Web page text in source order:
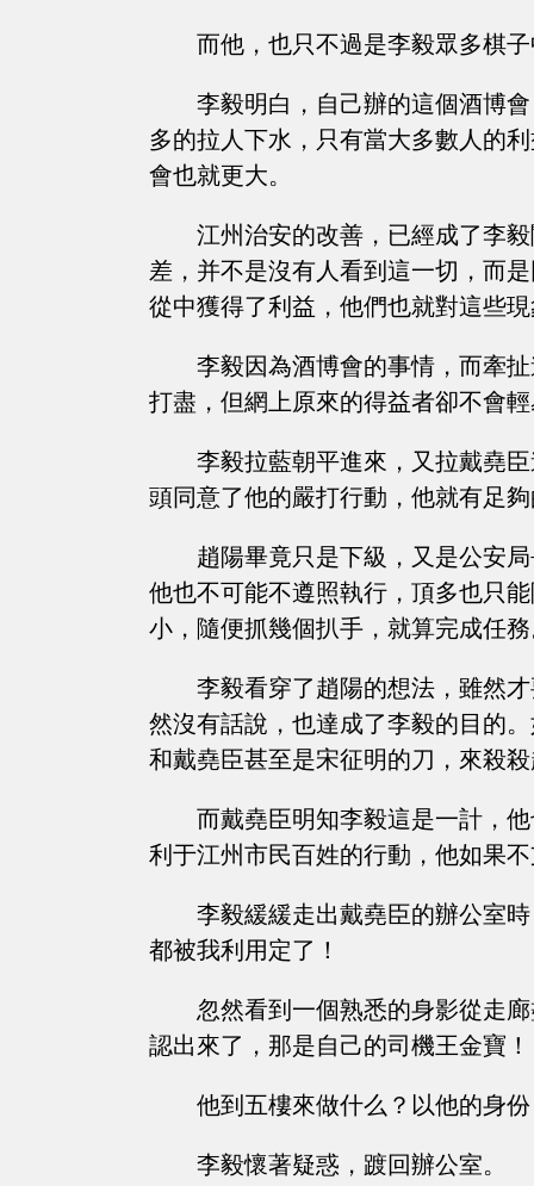
而他，也只不過是李毅眾多棋
李毅明白，自己辦的這個酒博
多的拉人下水，只有當大多數人的
會也就更大。
江州治安的改善，已經成了李
差，并不是沒有人看到這一切，而
從中獲得了利益，他們也就對這些
李毅因為酒博會的事情，而牽
打盡，但網上原來的得益者卻不會
李毅拉藍朝平進來，又拉戴堯
頭同意了他的嚴打行動，他就有足
趙陽畢竟只是下級，又是公安
他也不可能不遵照執行，頂多也只
小，隨便抓幾個扒手，就算完成任
李毅看穿了趙陽的想法，雖然
然沒有話說，也達成了李毅的目的
和戴堯臣甚至是宋征明的刀，來殺
而戴堯臣明知李毅這是一計，
利于江州市民百姓的行動，他如果
李毅緩緩走出戴堯臣的辦公室
都被我利用定了！
忽然看到一個熟悉的身影從走
認出來了，那是自己的司機王金寶！
他到五樓來做什么？以他的身
李毅懷著疑惑，踱回辦公室。